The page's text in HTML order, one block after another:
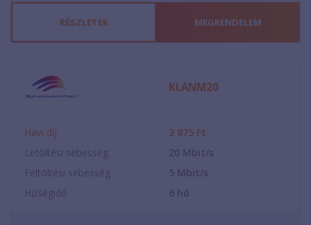
RÉSZLETEK MEGRENDELEM
KLANM20
Havi díj 2 875 Ft
Letöltési sebesség
20 Mbit/s
Feltöltési sebesség
5 Mbit/s
Hűségidő
6 hó